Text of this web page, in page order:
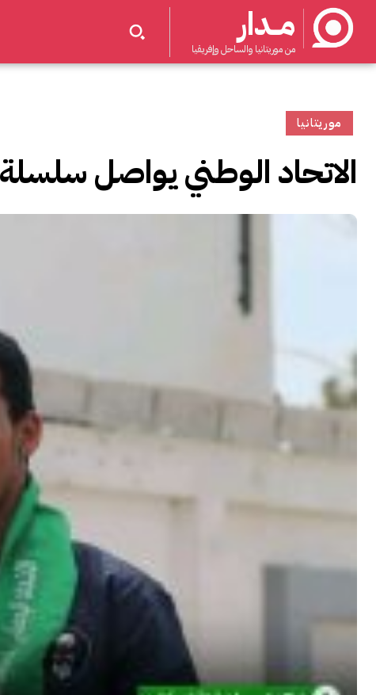
مــدار
من موريتانيا والساحل وإفريقيا
موريتانيا
الاتحاد الوطني يواصل